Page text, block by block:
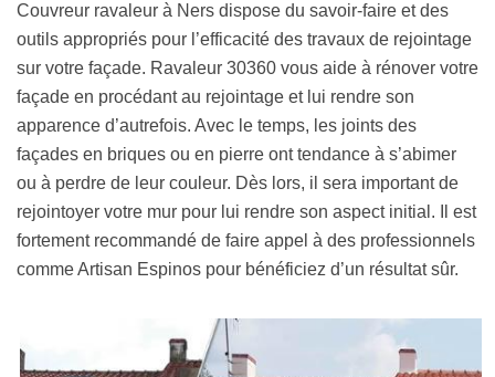
Couvreur ravaleur à Ners dispose du savoir-faire et des
outils appropriés pour l’efficacité des travaux de rejointage
sur votre façade. Ravaleur 30360 vous aide à rénover votre
façade en procédant au rejointage et lui rendre son
apparence d’autrefois. Avec le temps, les joints des
façades en briques ou en pierre ont tendance à s’abimer
ou à perdre de leur couleur. Dès lors, il sera important de
rejointoyer votre mur pour lui rendre son aspect initial. Il est
fortement recommandé de faire appel à des professionnels
comme Artisan Espinos pour bénéficiez d’un résultat sûr.